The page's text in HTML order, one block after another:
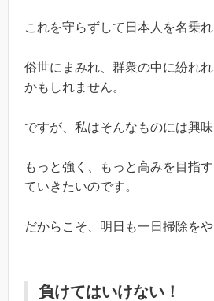
これを守らずして日本人を名乗
俗世にまみれ、群衆の中に紛れ
かもしれません。
ですが、私はそんなものには興味
もっと強く、もっと高みを目指
ていきたいのです。
だからこそ、明日も一日掃除をや
負けてはいけない！